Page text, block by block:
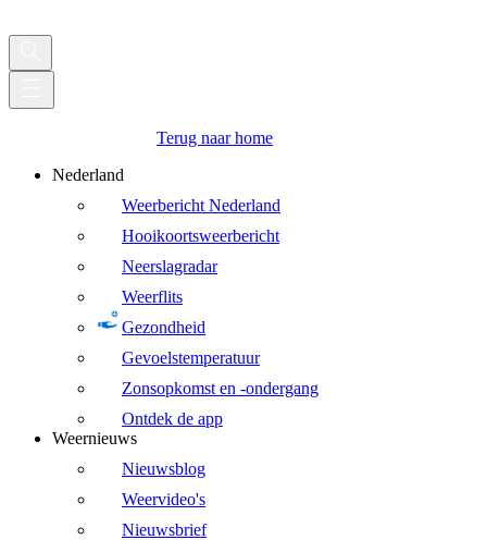
Terug naar home
Nederland
Weerbericht Nederland
Hooikoortsweerbericht
Neerslagradar
Weerflits
Gezondheid
Gevoelstemperatuur
Zonsopkomst en -ondergang
Ontdek de app
Weernieuws
Nieuwsblog
Weervideo's
Nieuwsbrief